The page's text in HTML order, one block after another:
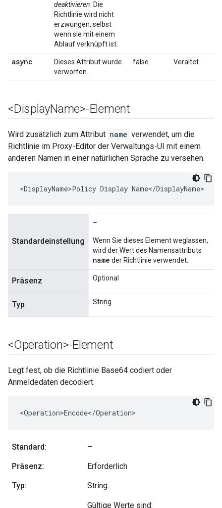
deaktivieren . Die
Richtlinie wird nicht
erzwungen, selbst
wenn sie mit einem
Ablauf verknüpft ist.
async
Dieses Attribut wurde
verworfen.
false Veraltet
<DisplayName>-Element
Wird zusätzlich zum Attribut name verwendet, um die
Richtlinie im Proxy-Editor der Verwaltungs-UI mit einem
anderen Namen in einer natürlichen Sprache zu versehen.
<DisplayName>Policy Display Name</DisplayName>
Standardeinstellung
–
Wenn Sie dieses Element weglassen,
wird der Wert des Namensattributs
name der Richtlinie verwendet.
Präsenz Optional
Typ String
<Operation>-Element
Legt fest, ob die Richtlinie Base64 codiert oder
Anmeldedaten decodiert.
<Operation>Encode</Operation>
Standard: –
Präsenz: Erforderlich
Typ: String.
Gültige Werte sind: